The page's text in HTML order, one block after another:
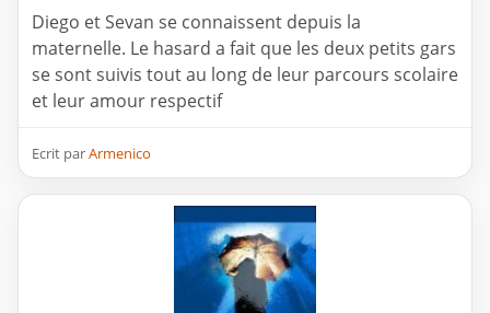
Diego et Sevan se connaissent depuis la
maternelle. Le hasard a fait que les deux petits gars
se sont suivis tout au long de leur parcours scolaire
et leur amour respectif
Ecrit parArmenico